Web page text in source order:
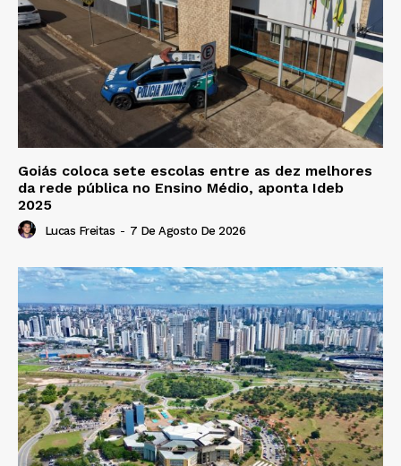
Goiás coloca sete escolas entre as dez melhores
da rede pública no Ensino Médio, aponta Ideb
2025
Lucas Freitas - 7 De Agosto De 2026